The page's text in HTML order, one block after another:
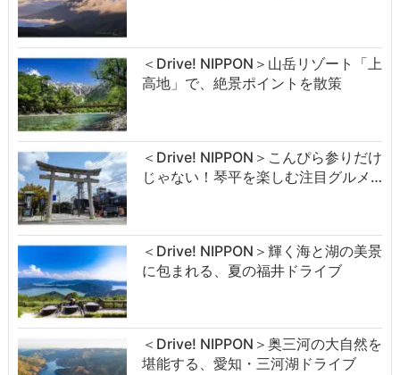
＜Drive! NIPPON＞山岳リゾート「上
高地」で、絶景ポイントを散策
＜Drive! NIPPON＞こんぴら参りだけ
じゃない！琴平を楽しむ注目グルメ…
＜Drive! NIPPON＞輝く海と湖の美景
に包まれる、夏の福井ドライブ
＜Drive! NIPPON＞奥三河の大自然を
堪能する、愛知・三河湖ドライブ